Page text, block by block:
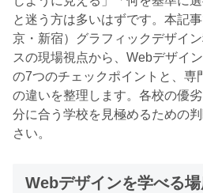
と迷う方は多いはずです。本記
京・新宿）グラフィックデザイ
スの現場視点から、Webデザイ
の7つのチェックポイントと、専
の違いを整理します。各校の優
分に合う学校を見極めるための
さい。
Webデザインを学べる